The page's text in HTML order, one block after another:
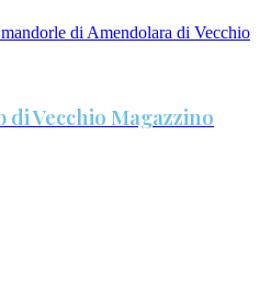
Vecchio Magazzino